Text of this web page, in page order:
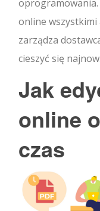
oprogramowania.
online
zarządza
cieszyć się
Jak
online
czas